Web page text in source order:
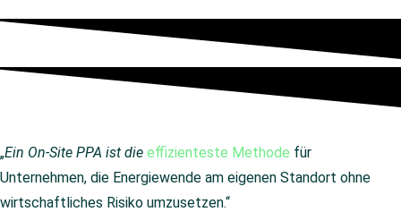
„Ein On-Site PPA ist die effizienteste Methode für
Unternehmen, die Energiewende am eigenen Standort ohne
wirtschaftliches Risiko umzusetzen.“